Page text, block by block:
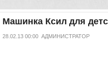
Машинка Ксил для
28.02.13 00:00 АДМИНИСТРАТОР